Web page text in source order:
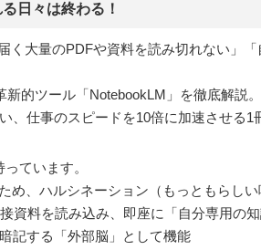
日々は終わる！
く大量のPDFや資料を読み切れない」
的ツール「NotebookLM」を徹底解説。
仕事のスピードを10倍に加速させる1
ています。
め、ハルシネーション（もっともらし
資料を読み込み、即座に「自分専用の
記する「外部脳」として機能